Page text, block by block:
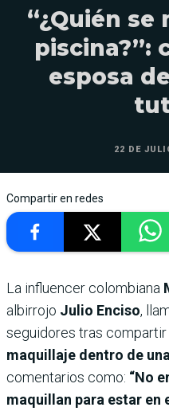
“¿Quién
piscina?”:
esposa
22 DE
Compartir en redes
La influencer colombiana
albirrojo Julio Enciso,
seguidores tras compartir
maquillaje dentro de
comentarios como: “No
maquillan para estar en